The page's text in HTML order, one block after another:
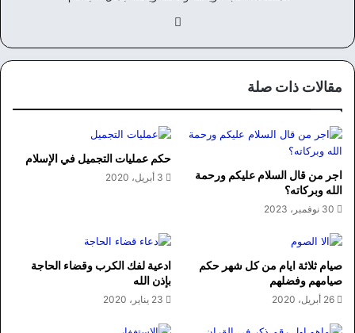
وك
مقالات ذات صلة
اجر من قال السلام عليكم ورحمة
الله وبركاته؟
30 نوفمبر، 2023
حكم عمليات التجميل في الإسلام
3 أبريل، 2020
صيام ثلاثة ايام من كل شهر حكم
صيامهم وفضلهم
26 أبريل، 2020
ادعية لفك الكرب وقضاء الحاجة
بإذن الله
23 يناير، 2020